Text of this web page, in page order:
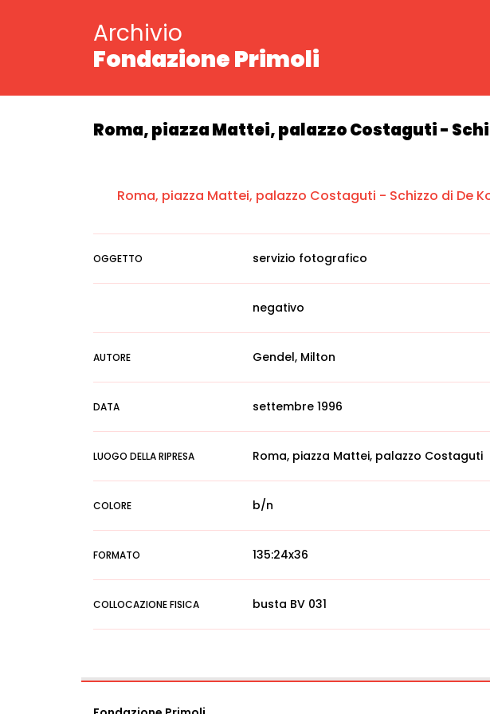
Archivio
Fondazione Primoli
Roma, piazza Mattei, palazzo Costaguti -
Roma, piazza Mattei, palazzo Costaguti - Schizzo di De
OGGETTO servizio fotografico
negativo
AUTORE Gendel, Milton
DATA settembre 1996
LUOGO DELLA RIPRESA Roma, piazza Mattei, palazzo Costaguti
COLORE b/n
FORMATO 135:24x36
COLLOCAZIONE FISICA busta BV 031